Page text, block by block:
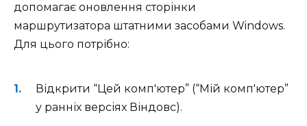
допомагає оновлення сторінки
маршрутизатора штатними засобами Windows.
Для цього потрібно:
Відкрити “Цей комп'ютер” (“Мій комп'ютер”
у ранніх версіях Віндовс).